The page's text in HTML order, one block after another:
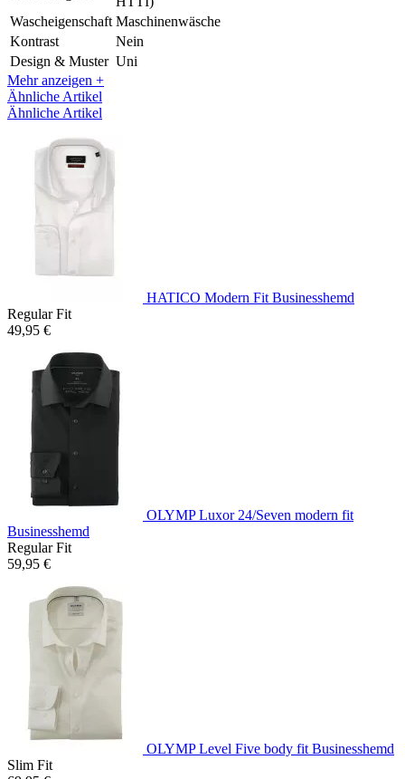
Wascheigenschaft Maschinenwäsche
Kontrast
Nein
Design & Muster Uni
Mehr anzeigen +
Ähnliche Artikel
Ähnliche Artikel
HATICO Modern Fit Businesshemd
Regular Fit
49,95 €
OLYMP Luxor 24/Seven modern fit
Businesshemd
Regular Fit
59,95 €
OLYMP Level Five body fit Businesshemd
Slim Fit